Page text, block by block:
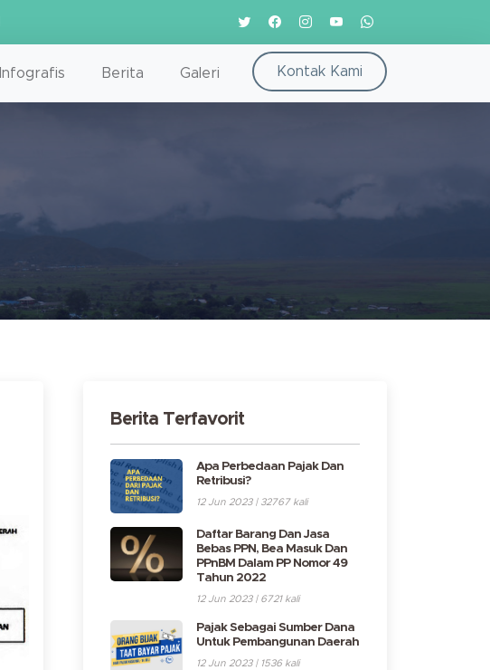
Infografis Berita Galeri Kontak Kami
Berita Terfavorit
Apa Perbedaan Pajak Dan
Retribusi?
12 Jun 2023 | 32767 kali
Daftar Barang Dan Jasa
Bebas PPN, Bea Masuk Dan
PPnBM Dalam PP Nomor 49
Tahun 2022
12 Jun 2023 | 6721 kali
Pajak Sebagai Sumber Dana
Untuk Pembangunan Daerah
12 Jun 2023 | 1536 kali